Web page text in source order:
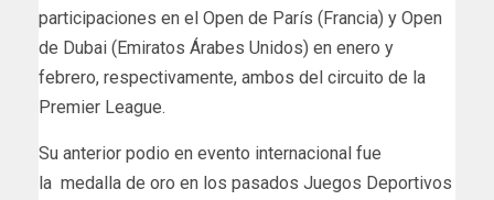
participaciones en el Open de París (Francia) y Open
de Dubai (Emiratos Árabes Unidos) en enero y
febrero, respectivamente, ambos del circuito de la
Premier League.
Su anterior podio en evento internacional fue
la medalla de oro en los pasados Juegos Deportivos